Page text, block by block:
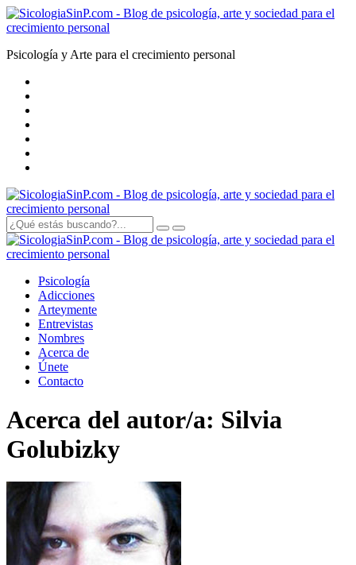
Psicología y Arte para el crecimiento personal
Psicología
Adicciones
Arteymente
Entrevistas
Nombres
Acerca de
Únete
Contacto
Acerca del autor/a: Silvia
Golubizky